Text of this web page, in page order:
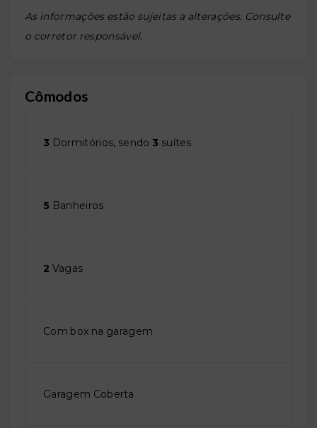
As informações estão sujeitas a alterações. Consulte
o corretor responsável.
Cômodos
3 Dormitórios, sendo 3 suítes
5 Banheiros
2 Vagas
Com box na garagem
Garagem Coberta